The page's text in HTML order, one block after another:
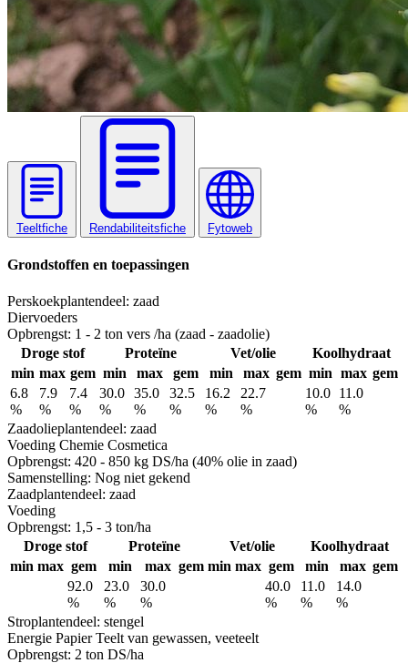
Teeltfiche Rendabiliteitsfiche Fytoweb
Grondstoffen en toepassingen
Perskoekplantendeel: zaad
Diervoeders
Opbrengst: 1 - 2 ton vers /ha (zaad - zaadolie)
Droge stof
Proteïne Vet/olie
Koolhydraat
min max gem min max gem min max gem min max gem
6.8
%
7.9
%
7.4
%
30.0
%
35.0
%
32.5
%
16.2
%
22.7
%
10.0
%
11.0
%
Zaadolieplantendeel: zaad
Voeding Chemie Cosmetica
Opbrengst: 420 - 850 kg DS/ha (40% olie in zaad)
Samenstelling: Nog niet gekend
Zaadplantendeel: zaad
Voeding
Opbrengst: 1,5 - 3 ton/ha
Droge stof
Proteïne Vet/olie
Koolhydraat
min max gem min max gem min max gem min max gem
92.0
%
23.0
%
30.0
%
40.0
%
11.0
%
14.0
%
Stroplantendeel: stengel
Energie Papier Teelt van gewassen, veeteelt
Opbrengst: 2 ton DS/ha